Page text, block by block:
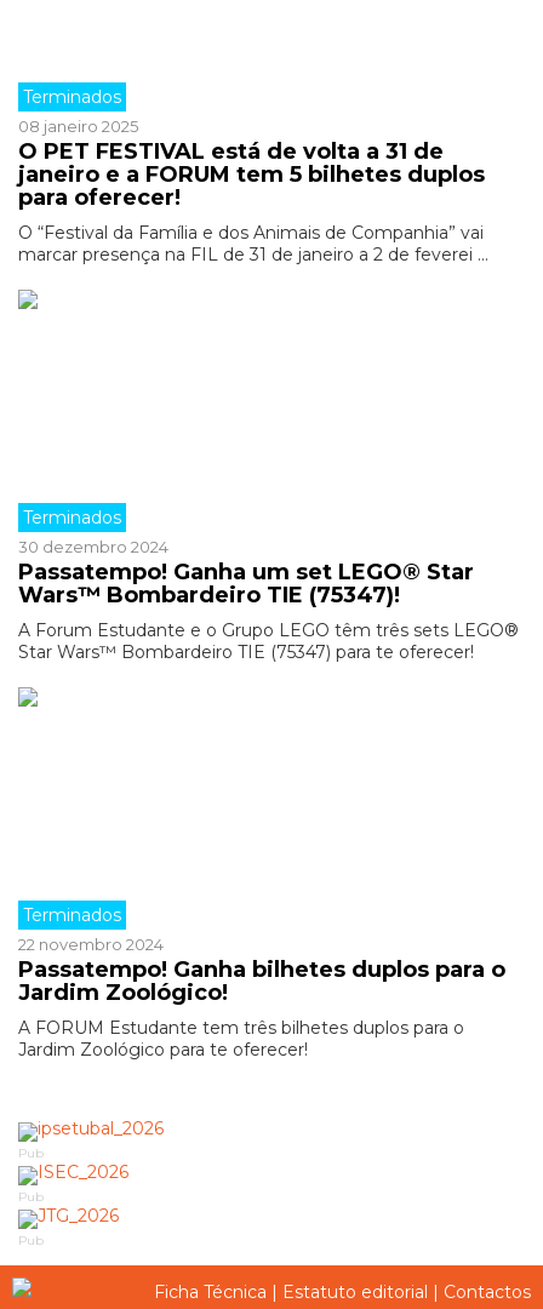
Terminados
08 janeiro 2025
O PET FESTIVAL está de volta a 31 de
janeiro e a FORUM tem 5 bilhetes duplos
para oferecer!
O “Festival da Família e dos Animais de Companhia” vai
marcar presença na FIL de 31 de janeiro a 2 de feverei ...
Terminados
30 dezembro 2024
Passatempo! Ganha um set LEGO® Star
Wars™ Bombardeiro TIE (75347)!
A Forum Estudante e o Grupo LEGO têm três sets LEGO®
Star Wars™ Bombardeiro TIE (75347) para te oferecer!
Terminados
22 novembro 2024
Passatempo! Ganha bilhetes duplos para o
Jardim Zoológico!
A FORUM Estudante tem três bilhetes duplos para o
Jardim Zoológico para te oferecer!
Pub
Pub
Pub
Ficha Técnica | Estatuto editorial | Contactos